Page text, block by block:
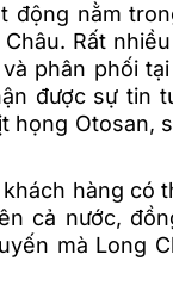
động nằm
Rất
phân phối
được sự tin
họng Otosan,
hàng có
cả nước,
mà Long